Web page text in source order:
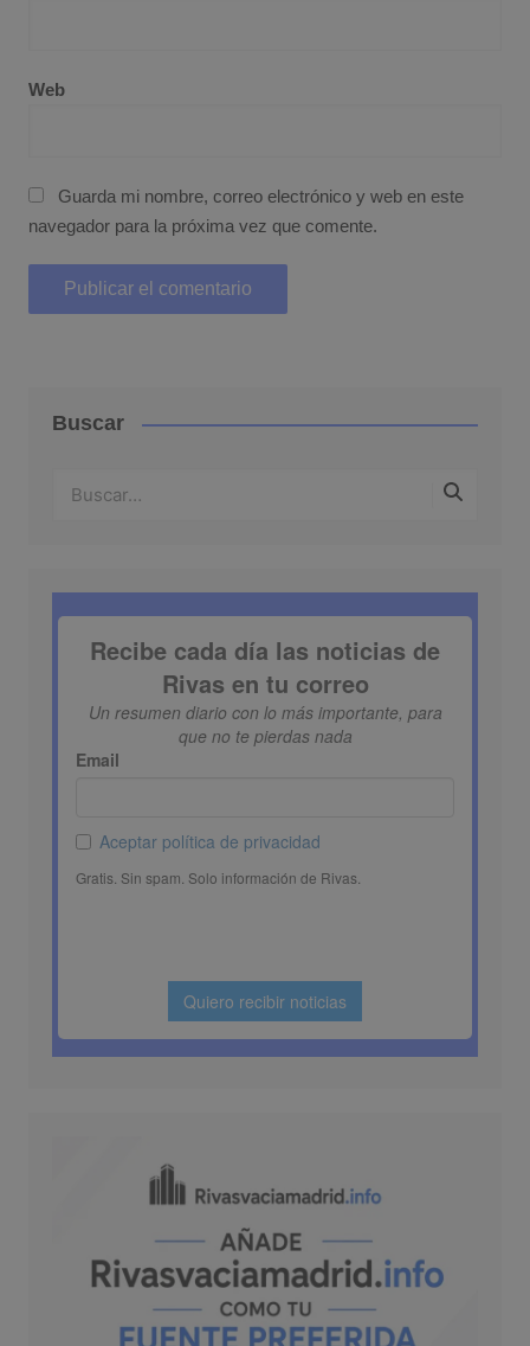
Web
Guarda mi nombre, correo electrónico y web en este
navegador para la próxima vez que comente.
Buscar